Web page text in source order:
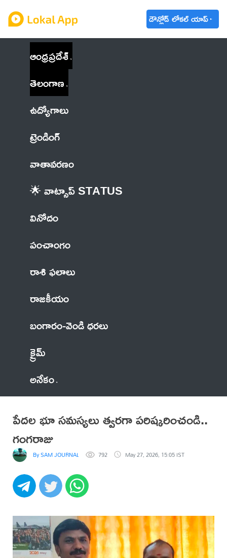
డౌన్లోడ్ లోకల్ యాప్
ఆంధ్రప్రదేశ్
తెలంగాణ
ఉద్యోగాలు
ట్రెండింగ్
వాతావరణం
🌟 వాట్సాప్ STATUS
వినోదం
పంచాంగం
రాశి ఫలాలు
రాజకీయం
బంగారం-వెండి ధరలు
క్రైమ్
అనేకం
పేదల భూ సమస్యలు త్వరగా పరిష్కరించండి..
గంగరాజు
By SAM JOURNALIST 792 May 27, 2026, 15:05 IST